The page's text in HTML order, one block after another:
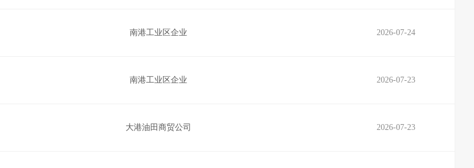
2026-07-24
南港工业区企业
2026-07-23
南港工业区企业
2026-07-23
大港油田商贸公司